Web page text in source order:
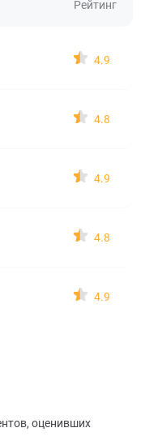
Рейтинг
4.9
4.8
4.9
4.8
4.9
оценивших